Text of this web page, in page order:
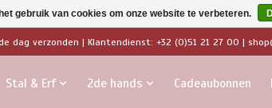
dag verzonden | Klantendienst: +32 (0)51 21 27 00 |
Stal & Erf 2de hands Cadeaubonnen
gebruik van cookies om onze website te verbeteren.